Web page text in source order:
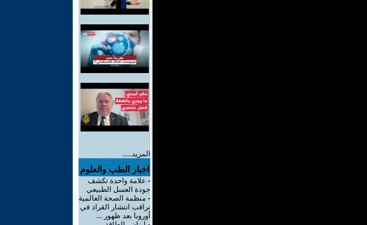
المزيد.....
اخبار الطب والعلوم
- علامة واحدة تكشف
جودة العسل الطبيعي
- منظمة الصحة العالمية
تراقب انتشار القراد في
أوروبا بعد ظهور ...